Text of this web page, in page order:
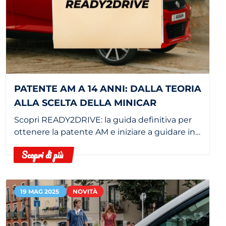
PATENTE AM A 14 ANNI: DALLA TEORIA
ALLA SCELTA DELLA MINICAR
Scopri READY2DRIVE: la guida definitiva per
ottenere la patente AM e iniziare a guidare in
Scopri di più
19 MAG 2025 NOVITÀ